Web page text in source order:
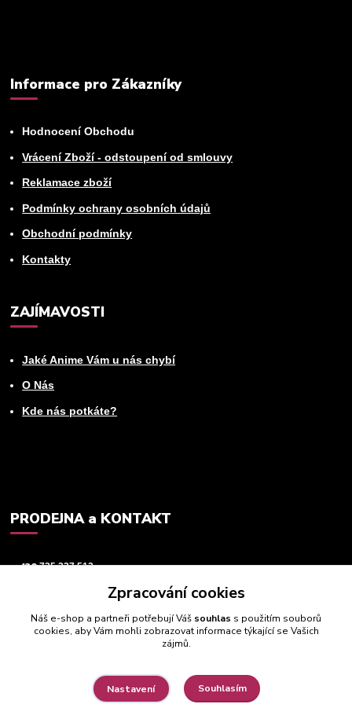
Informace pro Zákazníky
Hodnocení Obchodu
Vrácení Zboží - odstoupení od smlouvy
Reklamace zboží
Podmínky ochrany osobních údajů
Obchodní podmínky
Kontakty
ZAJÍMAVOSTI
Jaké Anime Vám u nás chybí
O Nás
Kde nás potkáte?
PRODEJNA a KONTAKT
+420725 237 512
Zpracování cookies
Náš e-shop a partneři potřebují Váš souhlas s použitím souborů
cookies, aby Vám mohli zobrazovat informace týkající se Vašich
zájmů.
Nastavení Souhlasím